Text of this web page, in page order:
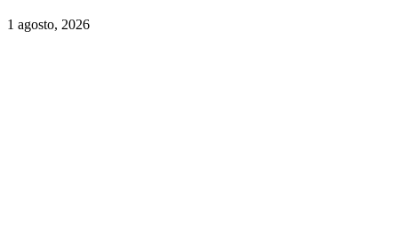
1 agosto, 2026